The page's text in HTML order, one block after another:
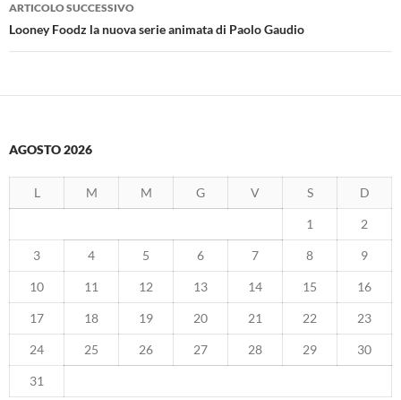
ARTICOLO SUCCESSIVO
Looney Foodz la nuova serie animata di Paolo Gaudio
AGOSTO 2026
L M M G V S D
1 2
3 4 5 6 7 8 9
10 11 12 13 14 15 16
17 18 19 20 21 22 23
24 25 26 27 28 29 30
31